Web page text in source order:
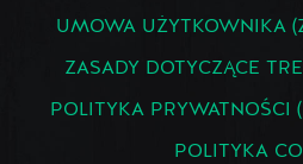
UMOWA UŻYTKOWNIKA
ZASADY DOTYCZĄCE
POLITYKA PRYWATNOŚCI
POLITYKA